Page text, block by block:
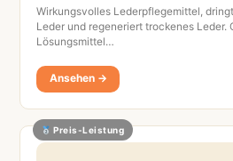
Wirkungsvolles Lederpflegemittel,
Leder und regeneriert trockenes Leder.
Lösungsmittel…
Ansehen →
Preis-Leistung